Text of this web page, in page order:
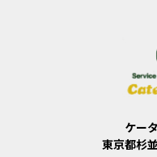
ケー
東京都杉